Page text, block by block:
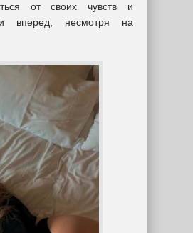
от своих чувств и
вперед, несмотря на